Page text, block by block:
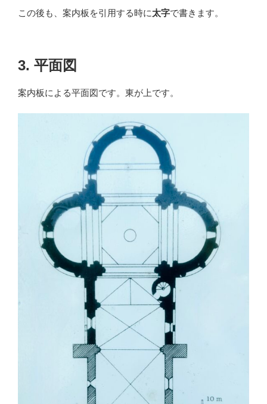
この後も、案内板を引用する時に太字で書きます。
3. 平面図
案内板による平面図です。東が上です。